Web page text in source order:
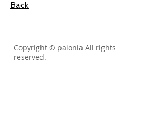
Back
Copyright © paionia All rights
reserved.